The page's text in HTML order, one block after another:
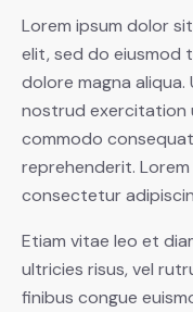
Lorem ipsum dolor
elit, sed do eiusmod
dolore magna aliqua.
nostrud exercitation
commodo
reprehenderit.
consectetur
Etiam vitae leo et
ultricies risus, vel
finibus congue